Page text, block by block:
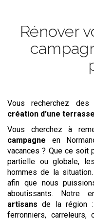
Rénover
Vous recherchez des
création d'une terrasse
Vous cherchez à
campagne en
vacances ? Que ce soit
partielle ou globale,
hommes de la
afin que nous
aboutissants. Notre
artisans de la région :
ferronniers, carreleurs,